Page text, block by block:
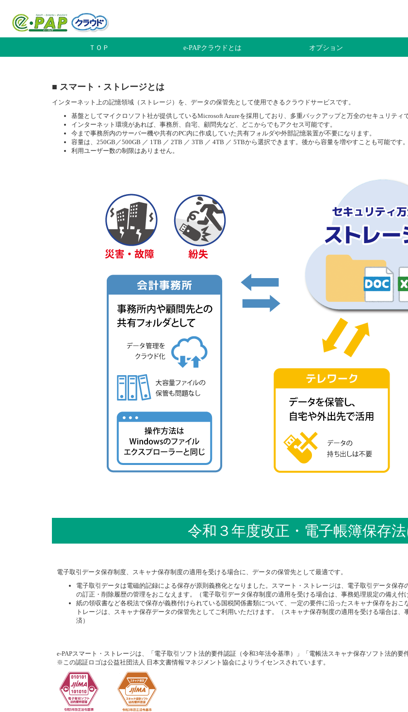
ＴＯＰ e-PAPクラウドとは オプション
■ スマート・ストレージとは
インターネット上の記憶領域（ストレージ）を、データの保管先として使用できるクラウドサービスです。
基盤としてマイクロソフト社が提供しているMicrosoft Azureを採用しており、多重バックアップと万全のセキュリティ
インターネット環境があれば、事務所、自宅、顧問先など、どこからでもアクセス可能です。
今まで事務所内のサーバー機や共有のPC内に作成していた共有フォルダや外部記憶装置が不要になります。
容量は、250GB／500GB ／ 1TB ／ 2TB ／ 3TB ／ 4TB ／ 5TBから選択できます。後から容量を増やすことも可能です。
利用ユーザー数の制限はありません。
令和３年度改正・電子帳簿保存法
電子取引データ保存制度、スキャナ保存制度の適用を受ける場合に、データの保管先として最適です。
電子取引データは電磁的記録による保存が原則義務化となりました。スマート・ストレージは、電子取引データ保
の訂正・削除履歴の管理をおこなえます。（電子取引データ保存制度の適用を受ける場合は、事務処理規定の備え付
紙の領収書など各税法で保存が義務付けられている国税関係書類について、一定の要件に沿ったスキャナ保存をお
トレージは、スキャナ保存データの保管先としてご利用いただけます。（スキャナ保存制度の適用を受ける場合は
済）
e-PAPスマート・ストレージは、「電子取引ソフト法的要件認証（令和3年法令基準）」「電帳法スキャナ保存ソフト法的要
※この認証ロゴは公益社団法人 日本文書情報マネジメント協会によりライセンスされています。